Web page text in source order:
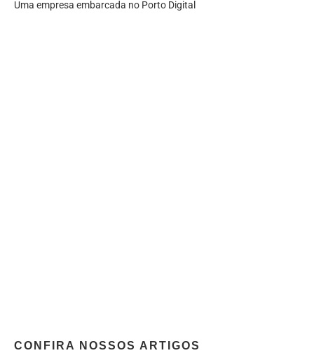
Uma empresa embarcada no Porto Digital
CONFIRA NOSSOS ARTIGOS